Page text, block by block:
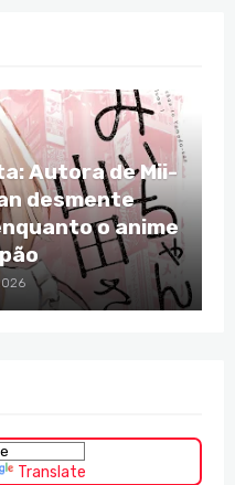
Autora de Mii-
desmente
o anime
Translate